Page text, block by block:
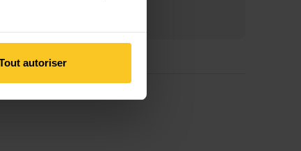
autoriser